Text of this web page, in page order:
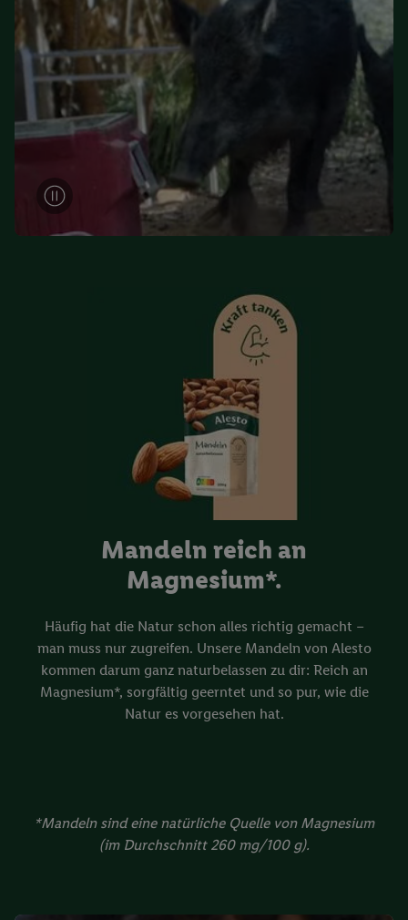
Mandeln reich an
Magnesium*.
Häufig hat die Natur schon alles richtig gemacht –
man muss nur zugreifen. Unsere Mandeln von Alesto
kommen darum ganz naturbelassen zu dir: Reich an
Magnesium*, sorgfältig geerntet und so pur, wie die
Natur es vorgesehen hat.
*Mandeln sind eine natürliche Quelle von Magnesium
(im Durchschnitt 260 mg/100 g).
zu Ihrem Recht, Ihre Einwilligung jederzeit mit Wirkung für die
Zukunft zu widerrufen, finden Sie in unseren
Datenschutzbestimmungen. Die Impressen finden Sie hier.